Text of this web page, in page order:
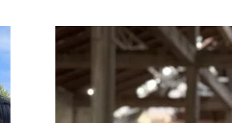
ទៅ បើឆ្វៀលមិនកើ
គាត់។ នេះជាហេតុផ
លោកបន្ថែមថា៖ «ប
ពលរដ្ឋ ដើម្បីបាន
នេះជាការមិនយកចិ
គាត់បញ្ជាក់»។ នៅខែ
ាំងពីរ។ លោក ធីរិទ្ធ បាន
និងជួយដល់កម្ពុជានៅពេល
យបញ្ហាផ្ទៃក្នុងរបស់កម្ពុជា ជា
ងជាពិសេសគឺការគាំទ្ររបស់
ត្តិការទូតរយៈពេល ៣ឆ្នាំរបស់
ារលើកកម្ពស់ទំនាក់ទំនង